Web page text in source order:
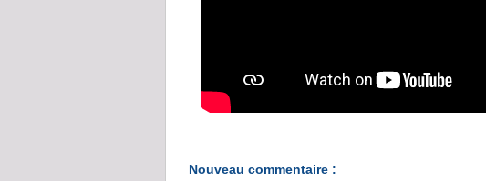
Nouveau commentaire :